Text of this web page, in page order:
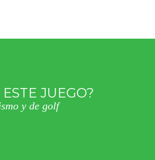
JUEGO?
y de golf